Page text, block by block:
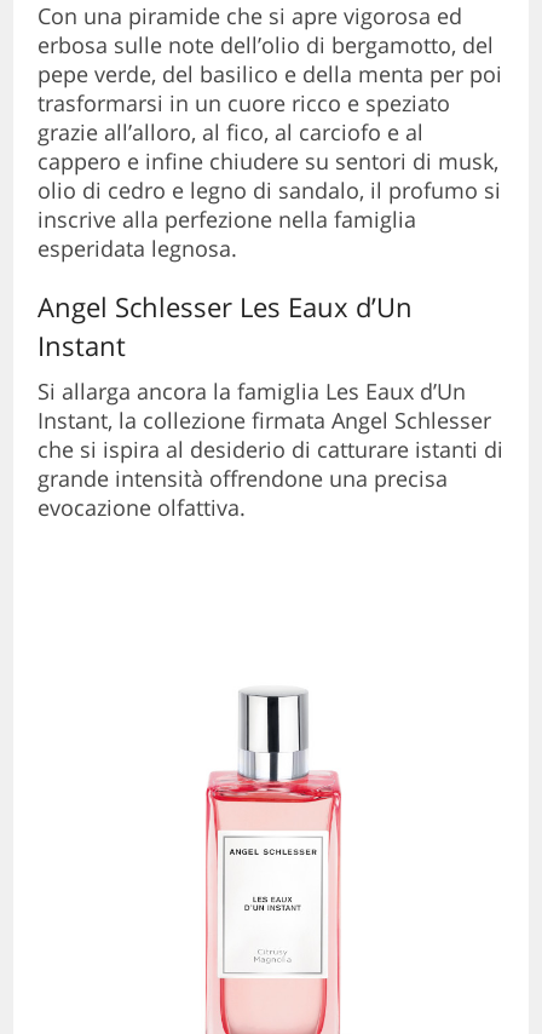
Con una piramide che si apre vigorosa ed
erbosa sulle note dell’olio di bergamotto, del
pepe verde, del basilico e della menta per poi
trasformarsi in un cuore ricco e speziato
grazie all’alloro, al fico, al carciofo e al
cappero e infine chiudere su sentori di musk,
olio di cedro e legno di sandalo, il profumo si
inscrive alla perfezione nella famiglia
esperidata legnosa.
Angel Schlesser Les Eaux d’Un
Instant
Si allarga ancora la famiglia Les Eaux d’Un
Instant, la collezione firmata Angel Schlesser
che si ispira al desiderio di catturare istanti di
grande intensità offrendone una precisa
evocazione olfattiva.